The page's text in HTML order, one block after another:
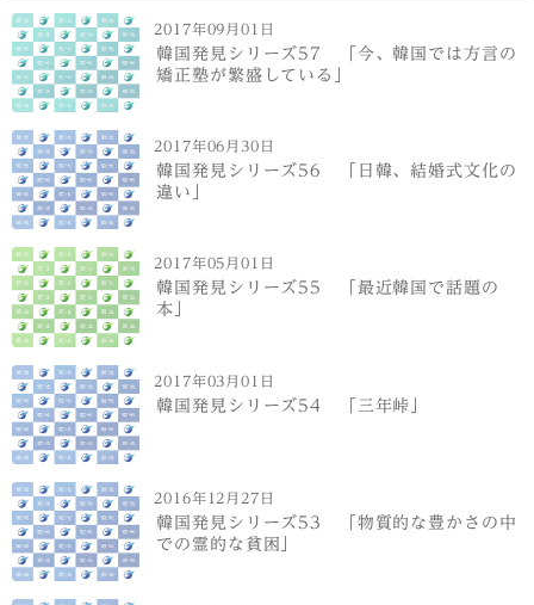
2017年09月01日
韓国発見シリーズ57 「今、韓国では方言の
矯正塾が繁盛している」
2017年06月30日
韓国発見シリーズ56 「日韓、結婚式文化の
違い」
2017年05月01日
韓国発見シリーズ55 「最近韓国で話題の
本」
2017年03月01日
韓国発見シリーズ54 「三年峠」
2016年12月27日
韓国発見シリーズ53 「物質的な豊かさの中
での霊的な貧困」